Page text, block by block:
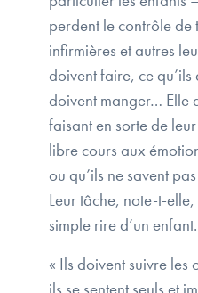
perdent le contrôle de
infirmières et autres
doivent faire, ce
doivent manger… Elle
faisant en sorte de
libre cours aux
ou qu’ils ne savent
Leur tâche, note-t-
simple rire d’un enfant.
« Ils doivent suivre les